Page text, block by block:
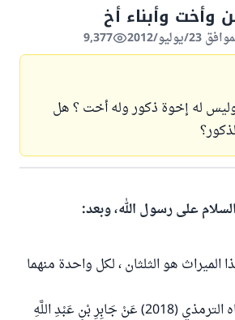
وأخت وأبناء أخ
9,377
له إخوة ذكور وله أخت ؟ هل
على رسول الله، وبعد:
هو الثلثان ، لكل واحدة منهما
ويدل على هذا ما رواه الترمذي (2018) عَنْ جَابِرِ بْنِ عَبْدِ اللَّهِ